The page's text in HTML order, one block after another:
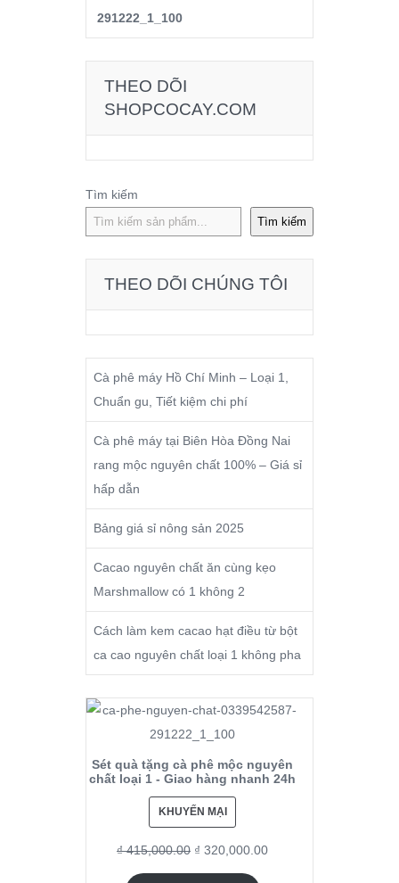
THEO DÕI
SHOPCOCAY.COM
Tìm kiếm
Tìm kiếm
THEO DÕI CHÚNG TÔI
Cà phê máy Hồ Chí Minh – Loại 1,
Chuẩn gu, Tiết kiệm chi phí
Cà phê máy tại Biên Hòa Đồng Nai
rang mộc nguyên chất 100% – Giá sỉ
hấp dẫn
Bảng giá sỉ nông sản 2025
Cacao nguyên chất ăn cùng kẹo
Marshmallow có 1 không 2
Cách làm kem cacao hạt điều từ bột
ca cao nguyên chất loại 1 không pha
Sét quà tặng cà phê mộc nguyên
chất loại 1 - Giao hàng nhanh 24h
KHUYẾN MẠI
₫415,000.00 ₫ 320,000.00